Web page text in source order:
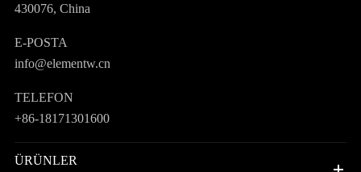
430076, China
E-POSTA
info@elementw.cn
TELEFON
+86-18171301600
ÜRÜNLER